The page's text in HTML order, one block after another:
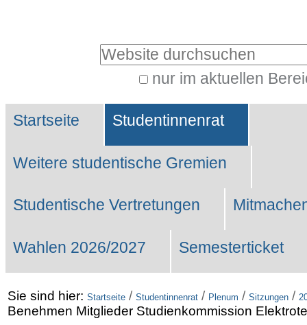
Website durchsuchen
nur im aktuellen
Suche…
Sektionen
Startseite Studentinnenrat
Weitere studentische Gremien
Studentische Vertretungen
Wahlen 2026/2027 Semesterticket
Sie sind hier: Startseite / Studentinnenrat / Plenum / Sitzungen /
Benehmen Mitglieder Studienkommission